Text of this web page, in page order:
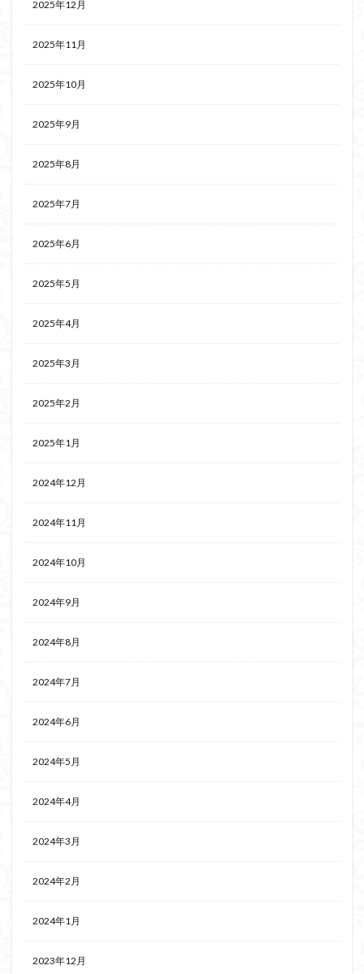
2025年12月
2025年11月
2025年10月
2025年9月
2025年8月
2025年7月
2025年6月
2025年5月
2025年4月
2025年3月
2025年2月
2025年1月
2024年12月
2024年11月
2024年10月
2024年9月
2024年8月
2024年7月
2024年6月
2024年5月
2024年4月
2024年3月
2024年2月
2024年1月
2023年12月